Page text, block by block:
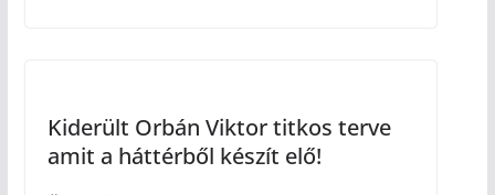
Kiderült Orbán Viktor titkos terve
amit a háttérből készít elő!